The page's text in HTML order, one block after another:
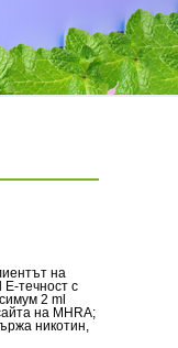
на
течност с
2 ml
на MHRA;
никотин,